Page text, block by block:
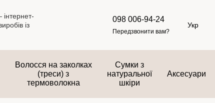
098 006-94-24
Передзвонити вам?
Укр
Волосся на заколках
(треси) з
термоволокна
Сумки з
натуральної
шкіри
Аксесуари